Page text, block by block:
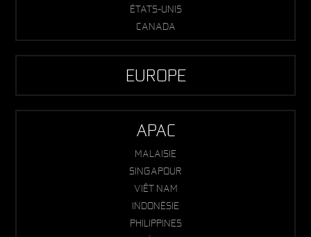
ÉTATS-UNIS
CANADA
EUROPE
APAC
MALAISIE
SINGAPOUR
VIÊT NAM
INDONÉSIE
PHILIPPINES